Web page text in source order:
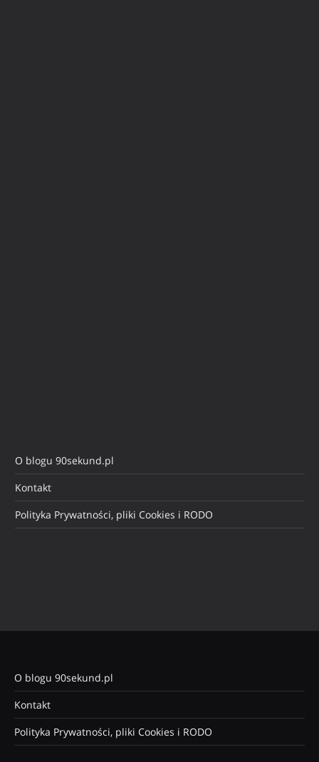
O blogu 90sekund.pl
Kontakt
Polityka Prywatności, pliki Cookies i RODO
O blogu 90sekund.pl
Kontakt
Polityka Prywatności, pliki Cookies i RODO